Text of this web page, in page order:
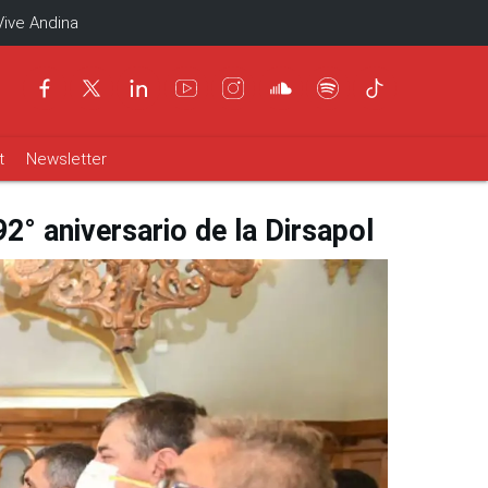
Andina
Newsletter
aniversario de la Dirsapol